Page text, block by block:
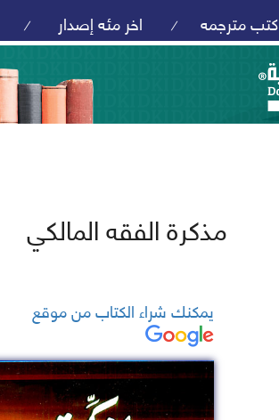
كتب مترجمه / اخر مئه إصدار /
مذكرة الفقه المالكي
يمكنك شراء الكتاب من موقع